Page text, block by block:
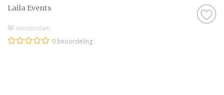
Laila Events
Amsterdam
0 beoordeling